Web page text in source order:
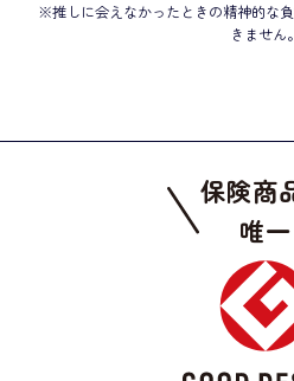
※推しに会えなかったときの精神的な
きません。
保険商
唯一